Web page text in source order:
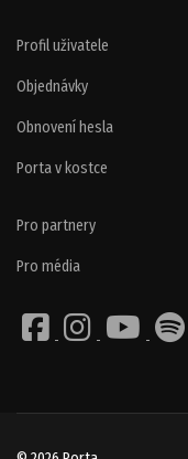
Profil uživatele
Objednávky
Obnovení hesla
Porta v kostce
Pro partnery
Pro média